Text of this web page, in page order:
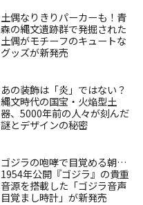
土偶なりきりパーカーも！青
森の縄文遺跡群で発掘された
土偶がモチーフのキュートな
グッズが新発売
あの装飾は「炎」ではない？
縄文時代の国宝・火焔型土
器、5000年前の人々が刻んだ
謎とデザインの秘密
ゴジラの咆哮で目覚める朝…
1954年公開『ゴジラ』の貴重
音源を搭載した「ゴジラ音声
目覚まし時計」が新発売